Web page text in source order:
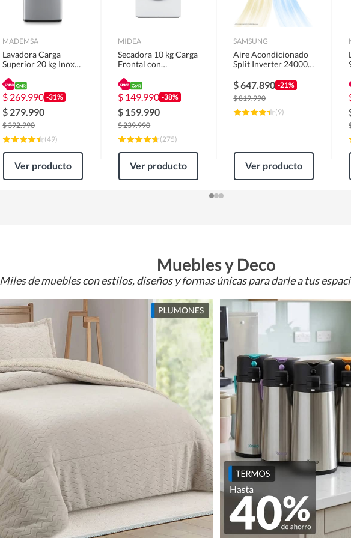
MADEMSA
Lavadora Carga
Superior 20 kg Inox
$ 269.990 -31%
$ 279.990
$392.990
(49)
Ver producto
MIDEA
Secadora 10 kg Carga
Frontal con
MD100A100/W2
$ 149.990 -38%
$ 159.990
$239.990
(275)
Ver producto
SAMSUNG
Aire Acondicionado
Split Inverter 24000
$647.890 -21%
$819.990
(9)
Ver producto
Muebles y Deco
Miles de muebles con estilos, diseños y formas únicas para darle a tus